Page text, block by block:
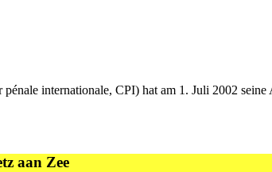
internationale, CPI) hat am 1. Juli 2002
aan Zee